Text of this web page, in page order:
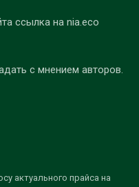
ссылка на nia.eco
с мнением авторов.
актуального прайса на